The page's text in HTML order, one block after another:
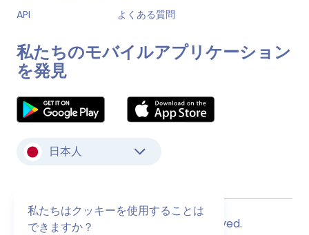
API
よくある質問
私たちのモバイルアプリケーション
を発見
日本人
© Monstock. All Rights Reserved.
私たちはクッキーを使用することは
できますか？